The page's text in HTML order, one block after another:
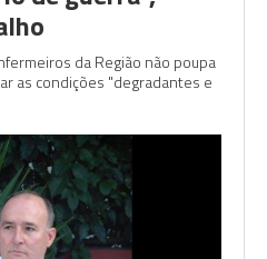
da Região não poupa
as condições "degradantes e